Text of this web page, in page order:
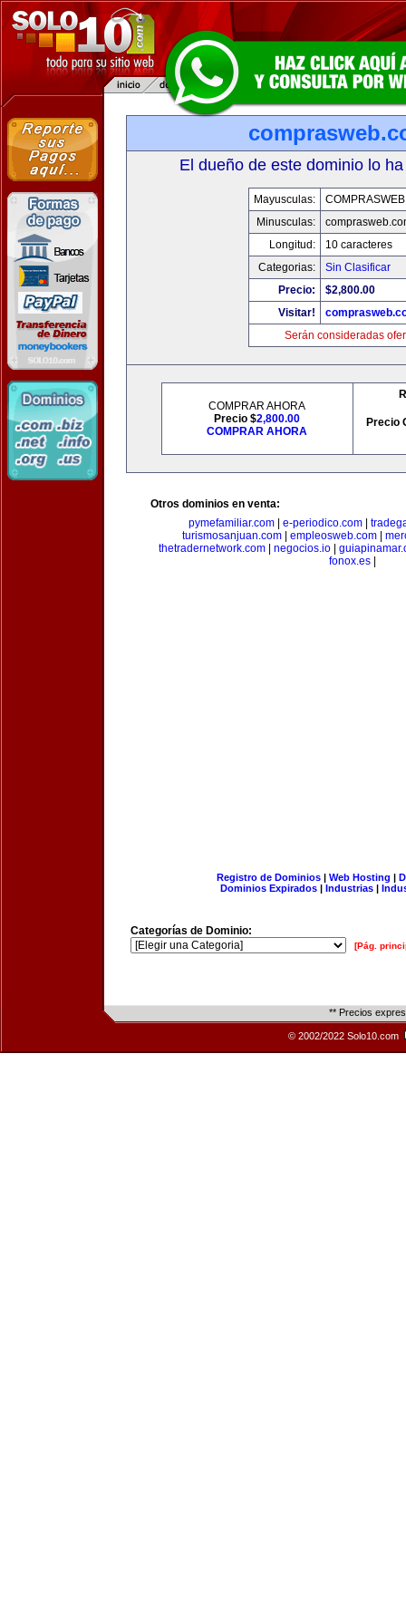
El dueño de este dominio lo
Mayusculas:
Minusculas:
Longitud:
10 caracteres
Categorias:
Sin Clasificar
Precio:
$2,800.00
Visitar!
Serán consideradas
COMPRAR AHORA
Precio $2,800.00
COMPRAR AHORA
Precio
Otros dominios en venta:
pymefamiliar.com| e-periodico.com|
turismosanjuan.com| empleosweb.com|
thetradernetwork.com
negocios.io
fonox.es
Registro de Dominios| Web Hosting |
Dominios Expirados | Industrias |
Categorías de Dominio:
[Pág.
** Precios
© 2002/2022 Solo10.com